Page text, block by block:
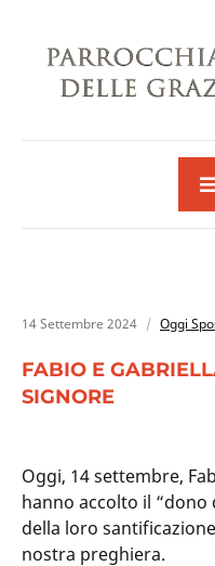
14 Settembre 2024 Oggi
FABIO E
SIGNORE
Oggi, 14 settembre,
hanno accolto il
della loro
nostra preghiera.